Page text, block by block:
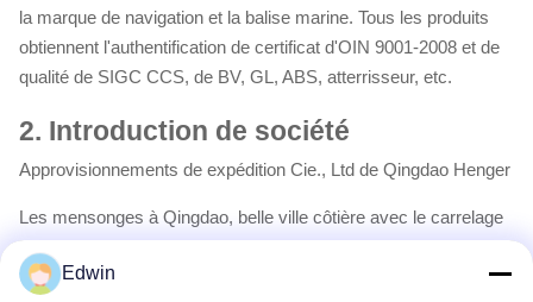
la marque de navigation et la balise marine. Tous les produits
obtiennent l'authentification de certificat d'OIN 9001-2008 et de
qualité de SIGC CCS, de BV, GL, ABS, atterrisseur, etc.
2. Introduction de société
Approvisionnements de expédition Cie., Ltd de Qingdao Henger
Les mensonges à Qingdao, belle ville côtière avec le carrelage
rouge et les arbres verts, mer bleue et ciel clair, Qingdao
Henger Shipping Supplies Co., Ltd est une entreprise de pointe
Edwin